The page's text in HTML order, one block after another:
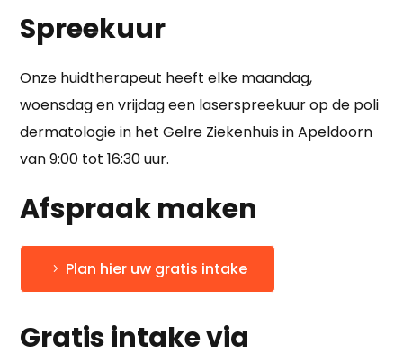
Spreekuur
Onze huidtherapeut heeft elke maandag,
woensdag en vrijdag een laserspreekuur op de poli
dermatologie in het Gelre Ziekenhuis in Apeldoorn
van 9:00 tot 16:30 uur.
Afspraak maken
Plan hier uw gratis intake
Gratis intake via